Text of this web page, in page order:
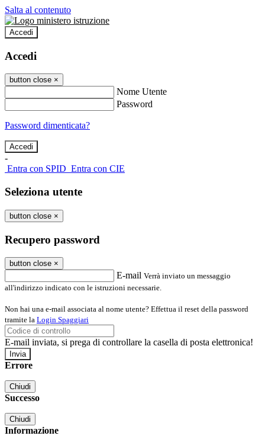
Salta al contenuto
Accedi
Accedi
button close ×
Nome Utente
Password
Password dimenticata?
-
Entra con SPID Entra con CIE
Seleziona utente
button close ×
Recupero password
button close ×
E-mail Verrà inviato un messaggio
all'indirizzo indicato con le istruzioni necessarie.
Non hai una e-mail associata al nome utente? Effettua il reset della password
tramite la Login Spaggiari
E-mail inviata, si prega di controllare la casella di posta elettronica!
Errore
Chiudi
Successo
Chiudi
Informazione